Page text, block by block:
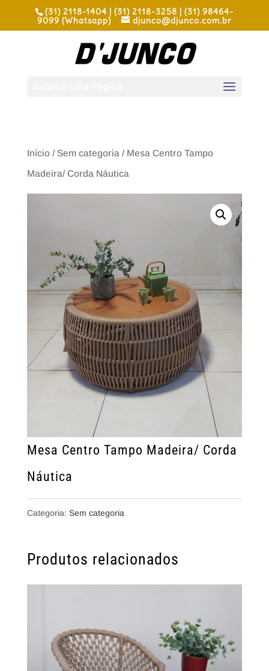
(31) 2118-1404 | (31) 2118-3258 | (31) 98464-
9099 (Whatsapp)
djunco@djunco.com.br
Início/ Sem categoria / Mesa Centro Tampo
Madeira/ Corda Náutica
Mesa Centro Tampo Madeira/ Corda
Náutica
Categoria: Sem categoria
Produtos relacionados